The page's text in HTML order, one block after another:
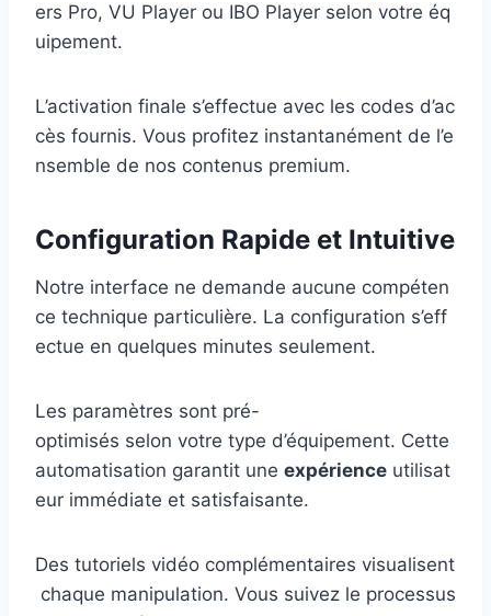
ers Pro, VU Player ou IBO Player selon votre éq
uipement.
L’activation finale s’effectue avec les codes d’ac
cès fournis. Vous profitez instantanément de l’e
nsemble de nos contenus premium.
Configuration Rapide et Intuitive
Notre interface ne demande aucune compéten
ce technique particulière. La configuration s’eff
ectue en quelques minutes seulement.
Les paramètres sont pré-
optimisés selon votre type d’équipement. Cette
automatisation garantit une expérience utilisat
eur immédiate et satisfaisante.
Des tutoriels vidéo complémentaires visualisent
chaque manipulation. Vous suivez le processus